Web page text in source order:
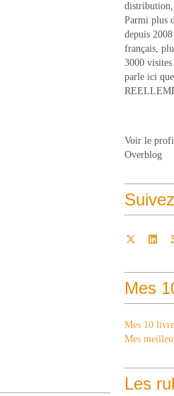
distribution,
Parmi plus
depuis
français,
3000 visites
parle ici
Voir le
Overblog
Mes
Mes 10
Mes
Les